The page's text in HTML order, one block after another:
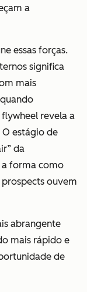
a
essas forças.
significa
mais
revela a
estágio de
da
a forma como
ouvem
abrangente
mais rápido e
de